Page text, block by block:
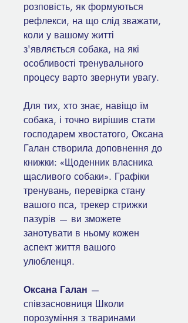
розповість, як формуються
рефлекси, на що слід зважати,
коли у вашому житті
з'являється собака, на які
особливості тренувального
процесу варто звернути увагу.
Для тих, хто знає, навіщо їм
собака, і точно вирішив стати
господарем хвостатого, Оксана
Галан створила доповнення до
книжки: «Щоденник власника
щасливого собаки». Графіки
тренувань, перевірка стану
вашого пса, трекер стрижки
пазурів — ви зможете
занотувати в ньому кожен
аспект життя вашого
улюбленця.
Оксана Галан —
співзасновниця Школи
порозуміння з тваринами